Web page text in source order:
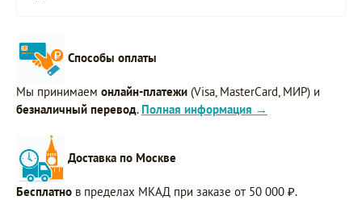
Способы оплаты
Мы принимаем онлайн-платежи (Visa, MasterCard, МИР) и
безналичный перевод. Полная информация →
Доставка по Москве
Бесплатно в пределах МКАД при заказе от 50 000 ₽.